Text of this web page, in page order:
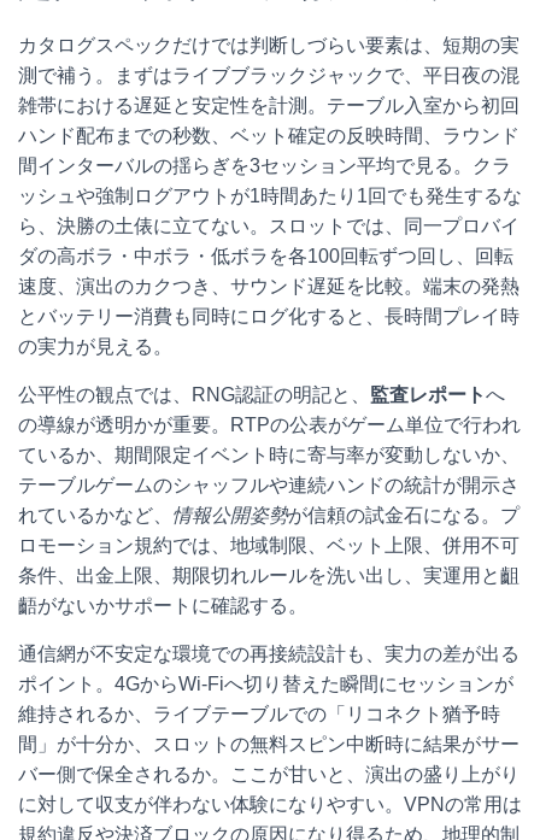
カタログスペックだけでは判断しづらい要素は、短期の実
測で補う。まずはライブブラックジャックで、平日夜の混
雑帯における遅延と安定性を計測。テーブル入室から初回
ハンド配布までの秒数、ベット確定の反映時間、ラウンド
間インターバルの揺らぎを3セッション平均で見る。クラ
ッシュや強制ログアウトが1時間あたり1回でも発生するな
ら、決勝の土俵に立てない。スロットでは、同一プロバイ
ダの高ボラ・中ボラ・低ボラを各100回転ずつ回し、回転
速度、演出のカクつき、サウンド遅延を比較。端末の発熱
とバッテリー消費も同時にログ化すると、長時間プレイ時
の実力が見える。
公平性の観点では、RNG認証の明記と、 監査レポートへ
の導線が透明かが重要。RTPの公表がゲーム単位で行われ
ているか、期間限定イベント時に寄与率が変動しないか、
テーブルゲームのシャッフルや連続ハンドの統計が開示さ
れているかなど、 情報公開姿勢が信頼の試金石になる。プ
ロモーション規約では、地域制限、ベット上限、併用不可
条件、出金上限、期限切れルールを洗い出し、実運用と齟
齬がないかサポートに確認する。
通信網が不安定な環境での再接続設計も、実力の差が出る
ポイント。4GからWi-Fiへ切り替えた瞬間にセッションが
維持されるか、ライブテーブルでの「リコネクト猶予時
間」が十分か、スロットの無料スピン中断時に結果がサー
バー側で保全されるか。ここが甘いと、演出の盛り上がり
に対して収支が伴わない体験になりやすい。VPNの常用は
規約違反や決済ブロックの原因になり得るため、地理的制